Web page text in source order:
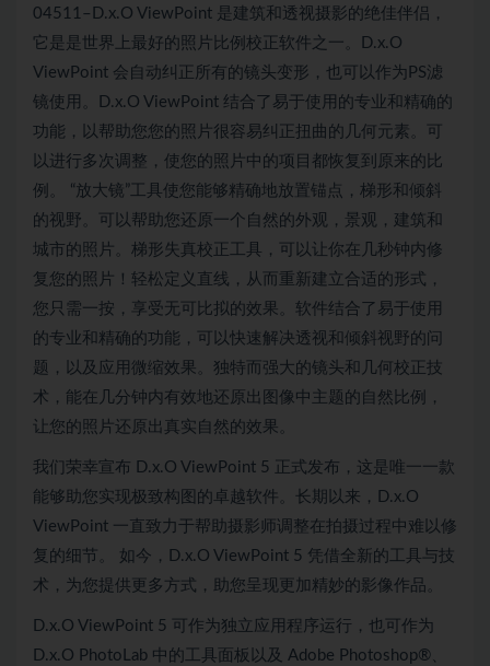
04511–D.x.O ViewPoint 是建筑和透视摄影的绝佳伴侣，
它是是世界上最好的照片比例校正软件之一。D.x.O
ViewPoint 会自动纠正所有的镜头变形，也可以作为PS滤
镜使用。D.x.O ViewPoint 结合了易于使用的专业和精确的
功能，以帮助您您的照片很容易纠正扭曲的几何元素。可
以进行多次调整，使您的照片中的项目都恢复到原来的比
例。 “放大镜”工具使您能够精确地放置锚点，梯形和倾斜
的视野。可以帮助您还原一个自然的外观，景观，建筑和
城市的照片。梯形失真校正工具，可以让你在几秒钟内修
复您的照片！轻松定义直线，从而重新建立合适的形式，
您只需一按，享受无可比拟的效果。软件结合了易于使用
的专业和精确的功能，可以快速解决透视和倾斜视野的问
题，以及应用微缩效果。独特而强大的镜头和几何校正技
术，能在几分钟内有效地还原出图像中主题的自然比例，
让您的照片还原出真实自然的效果。
我们荣幸宣布 D.x.O ViewPoint 5 正式发布，这是唯一一款
能够助您实现极致构图的卓越软件。长期以来，D.x.O
ViewPoint 一直致力于帮助摄影师调整在拍摄过程中难以修
复的细节。 如今，D.x.O ViewPoint 5 凭借全新的工具与技
术，为您提供更多方式，助您呈现更加精妙的影像作品。
D.x.O ViewPoint 5 可作为独立应用程序运行，也可作为
D.x.O PhotoLab 中的工具面板以及 Adobe Photoshop®、